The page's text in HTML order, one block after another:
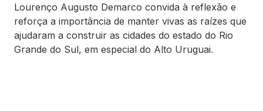
Lourenço Augusto Demarco convida à reflexão e
reforça a importância de manter vivas as raízes que
ajudaram a construir as cidades do estado do Rio
Grande do Sul, em especial do Alto Uruguai.